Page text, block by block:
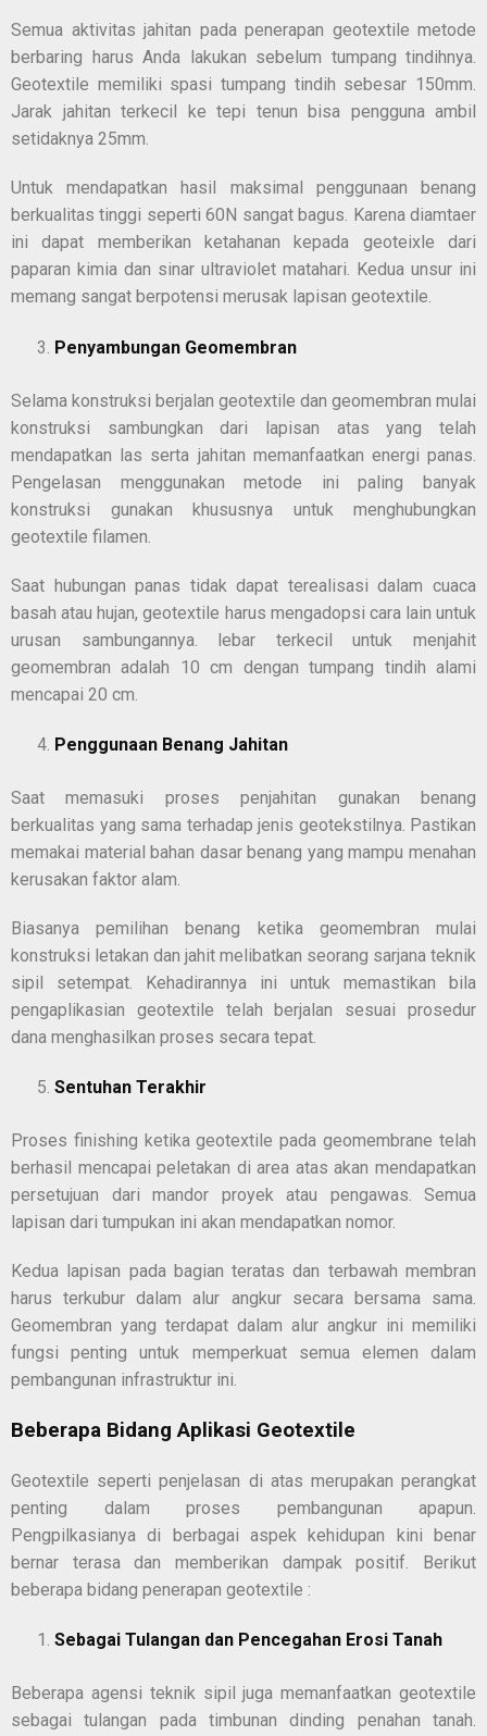
Semua aktivitas jahitan pada penerapan geotextile metode
berbaring harus Anda lakukan sebelum tumpang tindihnya.
Geotextile memiliki spasi tumpang tindih sebesar 150mm.
Jarak jahitan terkecil ke tepi tenun bisa pengguna ambil
setidaknya 25mm.
Untuk mendapatkan hasil maksimal penggunaan benang
berkualitas tinggi seperti 60N sangat bagus. Karena diamtaer
ini dapat memberikan ketahanan kepada geoteixle dari
paparan kimia dan sinar ultraviolet matahari. Kedua unsur ini
memang sangat berpotensi merusak lapisan geotextile.
Penyambungan Geomembran
Selama konstruksi berjalan geotextile dan geomembran mulai
konstruksi sambungkan dari lapisan atas yang telah
mendapatkan las serta jahitan memanfaatkan energi panas.
Pengelasan menggunakan metode ini paling banyak
konstruksi gunakan khususnya untuk menghubungkan
geotextile filamen.
Saat hubungan panas tidak dapat terealisasi dalam cuaca
basah atau hujan, geotextile harus mengadopsi cara lain untuk
urusan sambungannya. lebar terkecil untuk menjahit
geomembran adalah 10 cm dengan tumpang tindih alami
mencapai 20 cm.
Penggunaan Benang Jahitan
Saat memasuki proses penjahitan gunakan benang
berkualitas yang sama terhadap jenis geotekstilnya. Pastikan
memakai material bahan dasar benang yang mampu menahan
kerusakan faktor alam.
Biasanya pemilihan benang ketika geomembran mulai
konstruksi letakan dan jahit melibatkan seorang sarjana teknik
sipil setempat. Kehadirannya ini untuk memastikan bila
pengaplikasian geotextile telah berjalan sesuai prosedur
dana menghasilkan proses secara tepat.
Sentuhan Terakhir
Proses finishing ketika geotextile pada geomembrane telah
berhasil mencapai peletakan di area atas akan mendapatkan
persetujuan dari mandor proyek atau pengawas. Semua
lapisan dari tumpukan ini akan mendapatkan nomor.
Kedua lapisan pada bagian teratas dan terbawah membran
harus terkubur dalam alur angkur secara bersama sama.
Geomembran yang terdapat dalam alur angkur ini memiliki
fungsi penting untuk memperkuat semua elemen dalam
pembangunan infrastruktur ini.
Beberapa Bidang Aplikasi Geotextile
Geotextile seperti penjelasan di atas merupakan perangkat
penting dalam proses pembangunan apapun.
Pengpilkasianya di berbagai aspek kehidupan kini benar
bernar terasa dan memberikan dampak positif. Berikut
beberapa bidang penerapan geotextile :
Sebagai Tulangan dan Pencegahan Erosi Tanah
Beberapa agensi teknik sipil juga memanfaatkan geotextile
sebagai tulangan pada timbunan dinding penahan tanah.